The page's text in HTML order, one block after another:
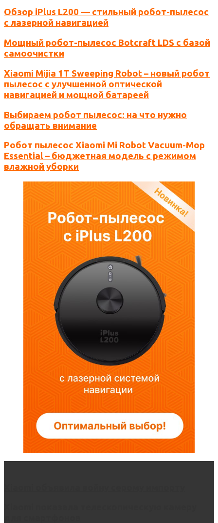
Обзор iPlus L200 — стильный робот-пылесос
с лазерной навигацией
Мощный робот-пылесос Botcraft LDS с базой
самоочистки
Xiaomi Mijia 1T Sweeping Robot – новый робот
пылесос с улучшенной оптической
навигацией и мощной батареей
Выбираем робот пылесос: на что нужно
обращать внимание
Робот пылесос Xiaomi Mi Robot Vacuum-Mop
Essential – бюджетная модель с режимом
влажной уборки